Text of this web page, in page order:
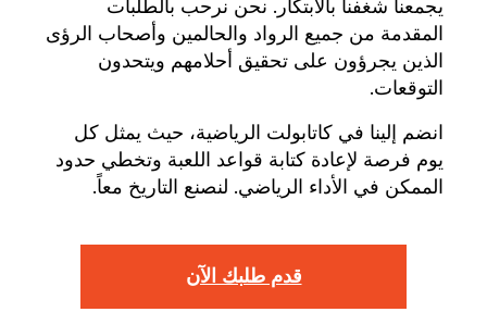
يجمعنا شغفنا بالابتكار. نحن نرحب بالطلبات
المقدمة من جميع الرواد والحالمين وأصحاب الرؤى
الذين يجرؤون على تحقيق أحلامهم ويتحدون
التوقعات.
انضم إلينا في كاتابولت الرياضية، حيث يمثل كل
يوم فرصة لإعادة كتابة قواعد اللعبة وتخطي حدود
الممكن في الأداء الرياضي. لنصنع التاريخ معاً.
قدم طلبك الآن